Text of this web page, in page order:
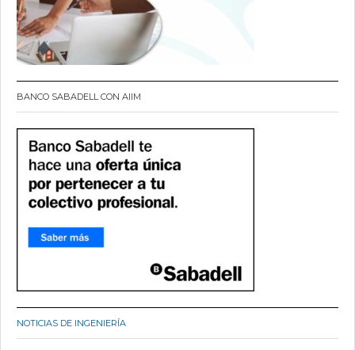
BANCO SABADELL CON AIIM
NOTICIAS DE INGENIERÍA